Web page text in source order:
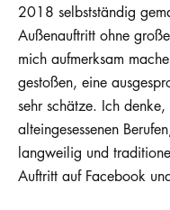
2018 selbstständig
Außenauftritt ohne
mich aufmerksam
gestoßen, eine
sehr schätze. Ich
alteingesessenen
langweilig und
Auftritt auf Facebook